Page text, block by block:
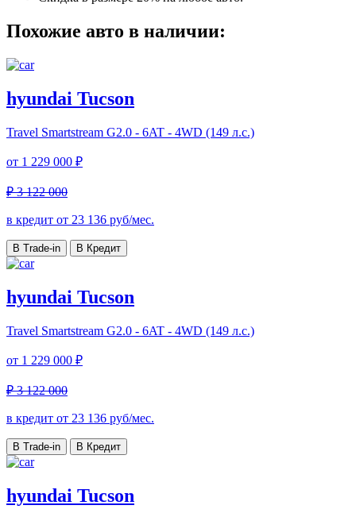
Похожие авто в наличии:
hyundai Tucson
Travel Smartstream G2.0 - 6AT - 4WD (149 л.с.)
от 1 229 000 ₽
₽ 3 122 000
в кредит от 23 136 руб/мес.
В Trade-in В Кредит
hyundai Tucson
Travel Smartstream G2.0 - 6AT - 4WD (149 л.с.)
от 1 229 000 ₽
₽ 3 122 000
в кредит от 23 136 руб/мес.
В Trade-in В Кредит
hyundai Tucson